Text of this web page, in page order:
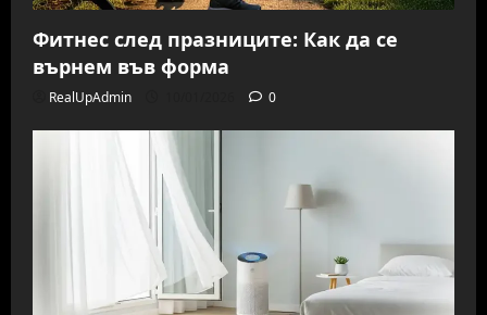
Фитнес след празниците: Как да се
върнем във форма
RealUpAdmin 0